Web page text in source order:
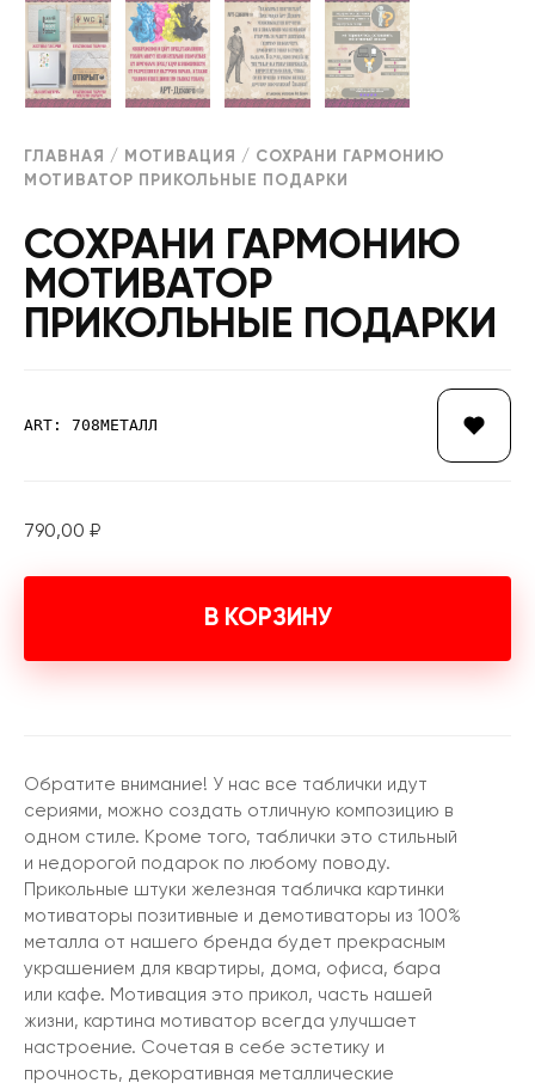
ГЛАВНАЯ / МОТИВАЦИЯ / СОХРАНИ ГАРМОНИЮ
МОТИВАТОР ПРИКОЛЬНЫЕ ПОДАРКИ
СОХРАНИ ГАРМОНИЮ
МОТИВАТОР
ПРИКОЛЬНЫЕ ПОДАРКИ
ART: 708МЕТАЛЛ
790,00 ₽
В КОРЗИНУ
Обратите внимание! У нас все таблички идут
сериями, можно создать отличную композицию в
одном стиле. Кроме того, таблички это стильный
и недорогой подарок по любому поводу.
Прикольные штуки железная табличка картинки
мотиваторы позитивные и демотиваторы из 100%
металла от нашего бренда будет прекрасным
украшением для квартиры, дома, офиса, бара
или кафе. Мотивация это прикол, часть нашей
жизни, картина мотиватор всегда улучшает
настроение. Сочетая в себе эстетику и
прочность, декоративная металлические